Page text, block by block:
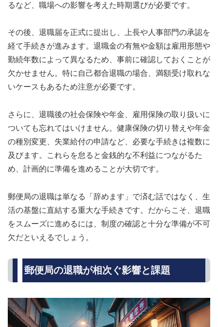
るなど、職場への影響を考えた時期選びが必要です。
その後、退職届を正式に提出し、上長や人事部門の承認を
経て手続きが進みます。退職金の有無や金額は雇用形態や
勤続年数によって異なるため、事前に確認しておくことが
欠かせません。特に自己都合退職の場合、満額受け取れな
いケースもあるため注意が必要です。
さらに、退職後の社会保険や年金、雇用保険の取り扱いに
ついても忘れてはいけません。健康保険の切り替えや年金
の種別変更、失業給付の申請など、必要な手続きは複数に
及びます。これらを怠ると金銭的な不利益につながるた
め、計画的に準備を進めることが大切です。
郵便局の退職は単なる「辞めます」で済む話ではなく、生
活の基盤に直結する重大な手続きです。だからこそ、退職
をスムーズに進めるには、制度の確認と十分な準備が不可
欠だといえるでしょう。
郵便局の退職が相次ぐ影響と課題